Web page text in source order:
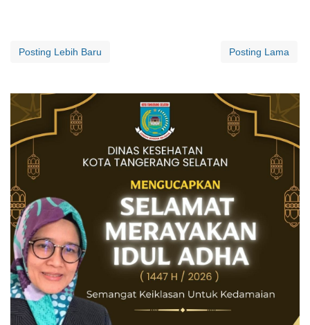
Posting Lebih Baru Posting Lama